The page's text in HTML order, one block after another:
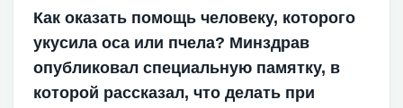
Как оказать помощь человеку, которого
укусила оса или пчела? Минздрав
опубликовал специальную памятку, в
которой рассказал, что делать при